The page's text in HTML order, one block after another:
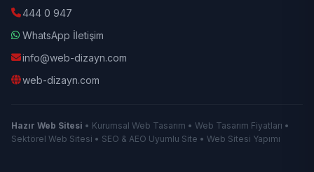
444 0 947
WhatsApp İletişim
info@web-dizayn.com
web-dizayn.com
Hazır Web Sitesi • Kurumsal Web Tasarım • Web Tasarım Fiyatları •
Sektörel Web Sitesi • SEO & AEO Uyumlu Site • Web Sitesi Yapımı